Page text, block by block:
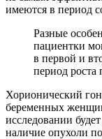
имеются в период
Разные
пациентки
в первой и
период роста
Хорионический
беременных
исследовании
наличие опухоли